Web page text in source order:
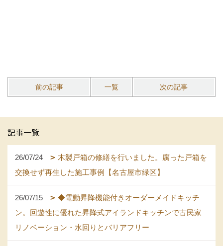
前の記事 一覧 次の記事
記事一覧
26/07/24
木製戸箱の修繕を行いました。腐った戸箱を
交換せず再生した施工事例【名古屋市緑区】
26/07/15
◆電動昇降機能付きオーダーメイドキッチ
ン。回遊性に優れた昇降式アイランドキッチンで古民家
リノベーション・水回りとバリアフリー